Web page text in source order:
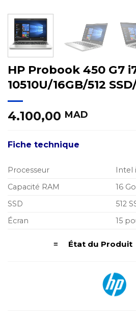
HP Probook 450 G7
10510U/16GB/512
4.100,00 MAD
Fiche technique
Processeur
Intel
Capacité RAM
16
SSD
512
Écran
15
≡ État du Produit